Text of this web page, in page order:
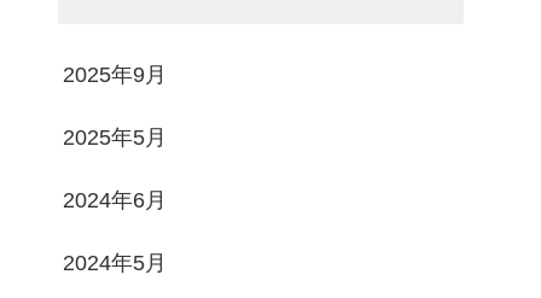
2025年9月
2025年5月
2024年6月
2024年5月